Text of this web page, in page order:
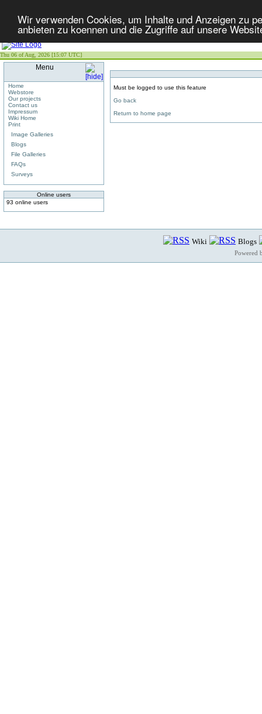
Wir verwenden Cookies, um Inhalte und Anzeigen zu
anbieten zu koennen und die Zugriffe auf unsere
Thu 06 of Aug, 2026 [15:07 UTC]
Menu
Home
Webstore
Our projects
Contact us
Impressum
Wiki Home
Print
Image Galleries
Blogs
File Galleries
FAQs
Surveys
Online users
93 online users
Must be logged to use this feature
Go back
Return to home page
Wiki Blogs
Powered